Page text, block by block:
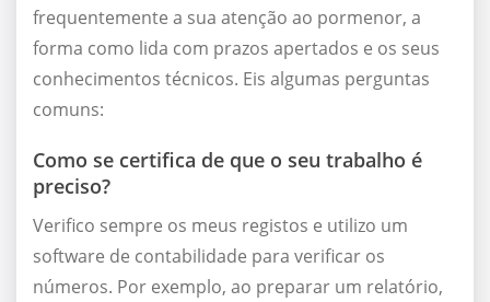
frequentemente a sua atenção ao pormenor, a
forma como lida com prazos apertados e os seus
conhecimentos técnicos. Eis algumas perguntas
comuns:
Como se certifica de que o seu trabalho é
preciso?
Verifico sempre os meus registos e utilizo um
software de contabilidade para verificar os
números. Por exemplo, ao preparar um relatório,